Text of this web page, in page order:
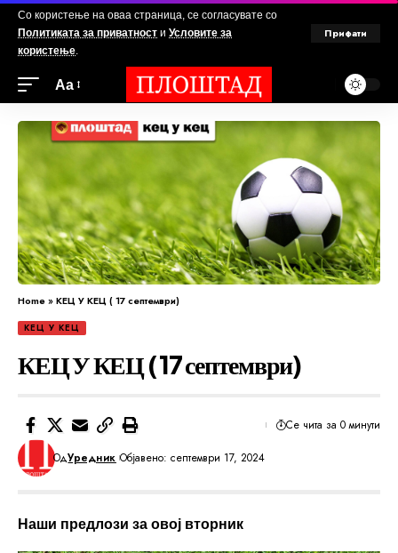
Со користење на оваа страница, се согласувате со
Политиката за приватност и Условите за
користење.
Прифати
Аа
Home»КЕЦ У КЕЦ ( 17 септември)
КЕЦ У КЕЦ
КЕЦ У КЕЦ ( 17 септември)
ОдУредник Објавено: септември 17, 2024
Се чита за 0 минути
Наши предлози за овој вторник